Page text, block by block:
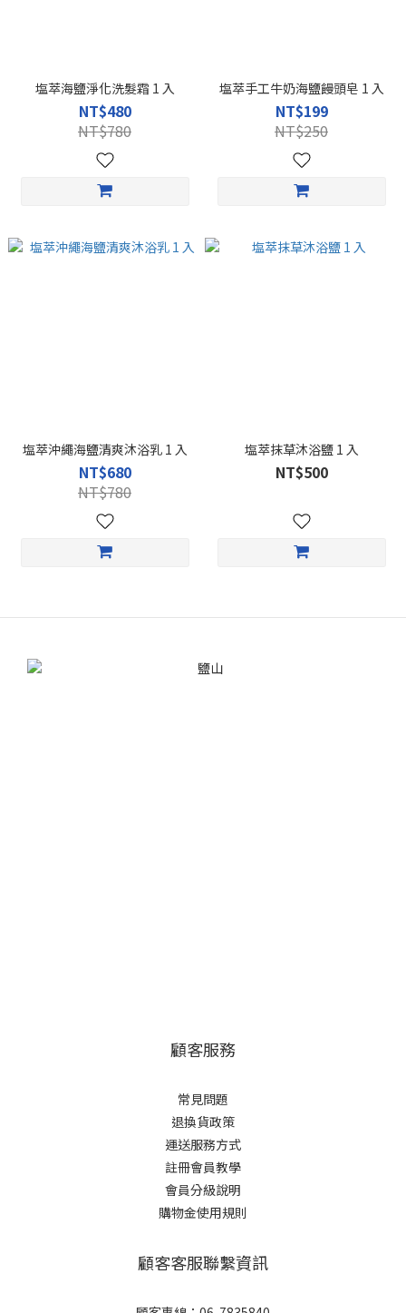
塩萃海鹽淨化洗髮霜 1 入
NT$480
NT$780
塩萃手工牛奶海鹽饅頭皂 1 入
NT$199
NT$250
塩萃沖繩海鹽清爽沐浴乳 1 入
NT$680
NT$780
塩萃抹草沐浴鹽 1 入
NT$500
顧客服務
常見問題
退換貨政策
運送服務方式
註冊會員教學
會員分級說明
購物金使用規則
顧客客服聯繫資訊